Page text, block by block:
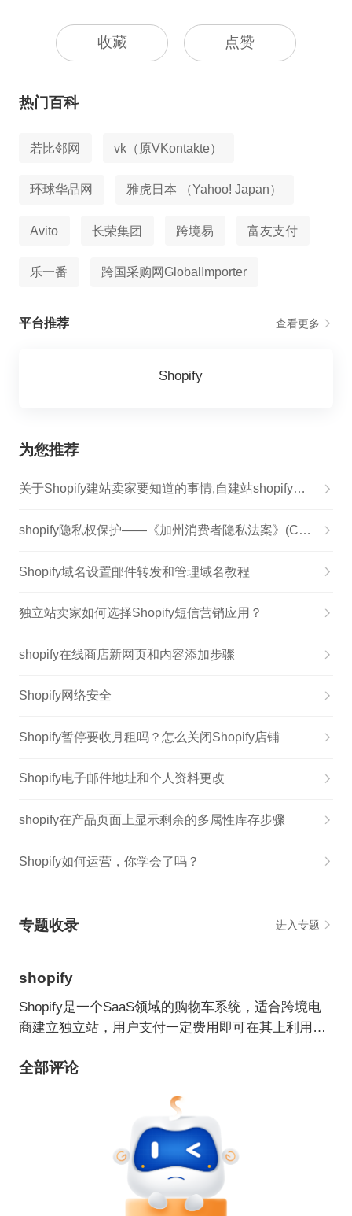
收藏 点赞
热门百科
若比邻网 vk（原VKontakte）
环球华品网 雅虎日本 （Yahoo! Japan）
Avito 长荣集团 跨境易 富友支付
乐一番 跨国采购网GlobalImporter
平台推荐 查看更多
Shopify
为您推荐
关于Shopify建站卖家要知道的事情,自建站shopify卖家
shopify隐私权保护——《加州消费者隐私法案》(CCPA)
Shopify域名设置邮件转发和管理域名教程
独立站卖家如何选择Shopify短信营销应用？
shopify在线商店新网页和内容添加步骤
Shopify网络安全
Shopify暂停要收月租吗？怎么关闭Shopify店铺
Shopify电子邮件地址和个人资料更改
shopify在产品页面上显示剩余的多属性库存步骤
Shopify如何运营，你学会了吗？
专题收录 进入专题
shopify
Shopify是一个SaaS领域的购物车系统，适合跨境电
商建立独立站，用户支付一定费用即可在其上利用各
全部评论